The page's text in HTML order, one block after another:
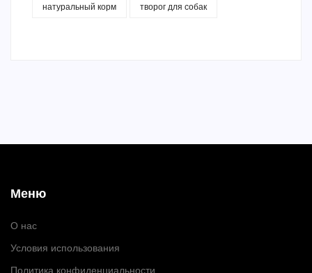
натуральный корм творог для собак
Меню
О нас
Условия использования